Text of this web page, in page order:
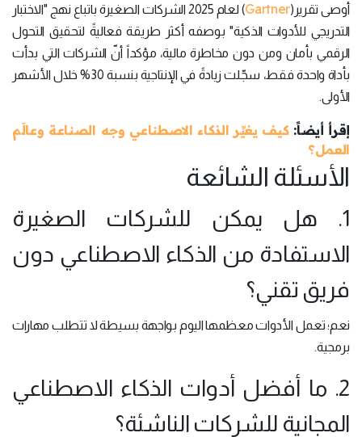
أوصى تقرير(Gartner
) لعام 2025 الشركات الصغيرة باتباع نهج "الاختبار
التدريجي للأدوات الذكية" بوصفه أكثر طريقة فعاليةً لتحقيق التحول
الرقمي بأمان ومن دون مخاطرة مالية، مؤكداً أنّ الشركات التي بدأت
بأداة واحدة فقط، سجّلت زيادةً في الإنتاجية بنسبة 30% خلال الأشهر
الأولى.
إقرأ أيضاً:كيف يغيِّر الذكاء الاصطناعي وجه الصناعة وعالَم
العمل؟
الأسئلة الشائعة
1. هل يمكن للشركات الصغيرة
الاستفادة من الذكاء الاصطناعي دون
فريق تقني؟
نعم؛ تعمل الأدوات معظمها اليوم بواجهة بسيطة لا تتطلب مهارات
برمجية.
2. ما أفضل أدوات الذكاء الاصطناعي
المجانية للشركات الناشئة؟